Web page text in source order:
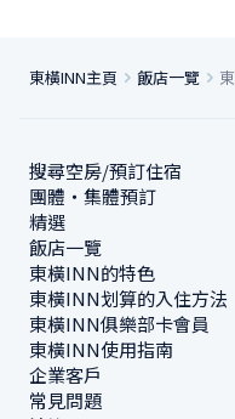
東橫INN主頁 飯店一覽
搜尋空房/預訂住宿
團體・集體預訂
精選
飯店一覽
東橫INN的特色
東橫INN划算的入住方法
東橫INN俱樂部卡會員
東橫INN使用指南
企業客戶
常見問題